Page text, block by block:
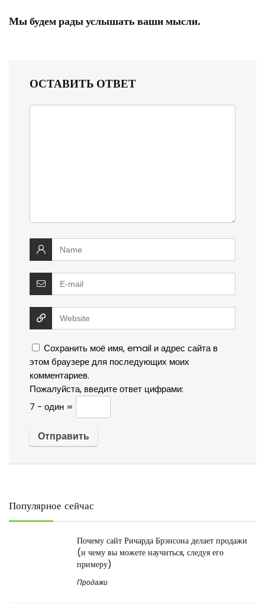
Мы будем рады услышать ваши мысли.
ОСТАВИТЬ ОТВЕТ
Сохранить моё имя, email и адрес сайта в
этом браузере для последующих моих
комментариев.
Пожалуйста, введите ответ цифрами:
7 − один =
Популярное сейчас
Почему сайт Ричарда Брэнсона делает продажи
(и чему вы можете научиться, следуя его
примеру)
Продажи